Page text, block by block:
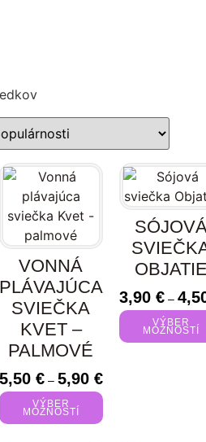
VONNÁ
PLÁVAJÚCA
SVIEČKA
KVET –
PALMOVÉ
5,50 € – 5,90 €
VÝBER
MOŽNOSTÍ
3,90 € –
VÝBER
MOŽNOSTÍ